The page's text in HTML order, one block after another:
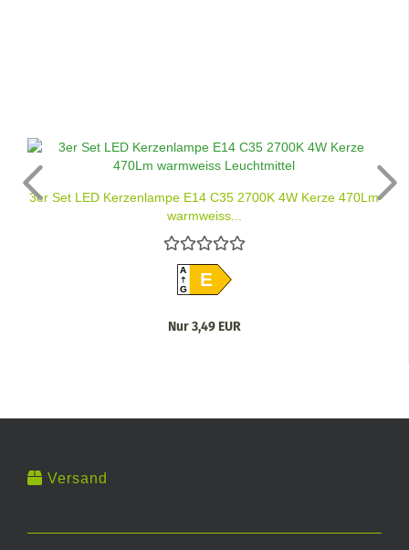
3er Set LED Kerzenlampe E14 C35 2700K 4W Kerze 470Lm
warmweiss...
A
GE
Nur 3,49 EUR
Versand